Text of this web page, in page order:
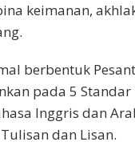
keimanan,
berbentuk
pada 5
Inggris dan
dan Lisan.